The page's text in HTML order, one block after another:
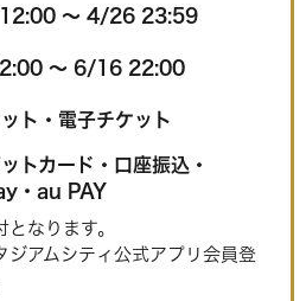
〜 4/26 23:59
〜 6/16 22:00
ト・電子チケット
トカード・口座振込・
・au PAY
なります。
ジアムシティ公式アプリ会員登